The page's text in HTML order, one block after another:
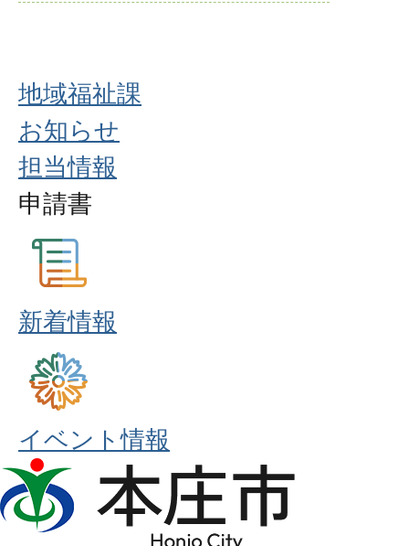
地域福祉課
お知らせ
担当情報
申請書
新着情報
イベント情報
本
庄